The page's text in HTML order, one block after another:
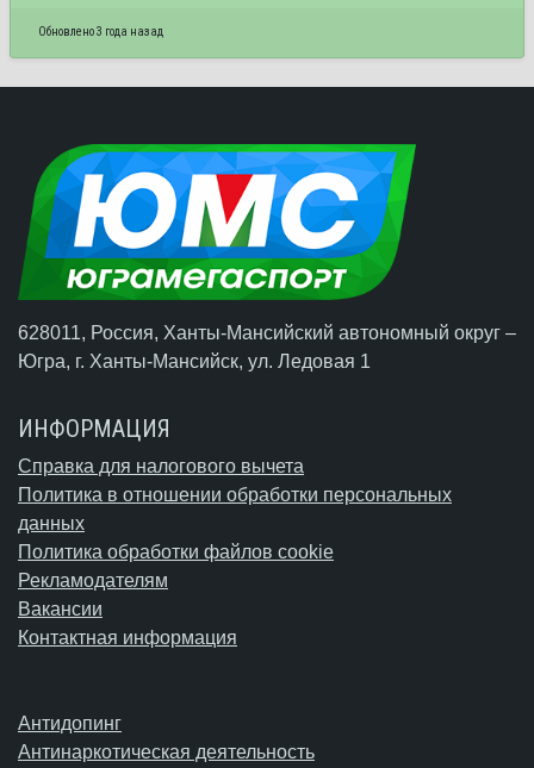
Обновлено 3 года назад
628011, Россия, Ханты-Мансийский автономный округ –
Югра, г. Ханты-Мансийск, ул. Ледовая 1
ИНФОРМАЦИЯ
Справка для налогового вычета
Политика в отношении обработки персональных
данных
Политика обработки файлов cookie
Рекламодателям
Вакансии
Контактная информация
Антидопинг
Антинаркотическая деятельность